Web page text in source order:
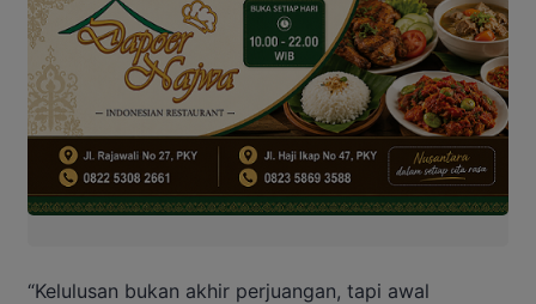
“Kelulusan bukan akhir perjuangan, tapi awal